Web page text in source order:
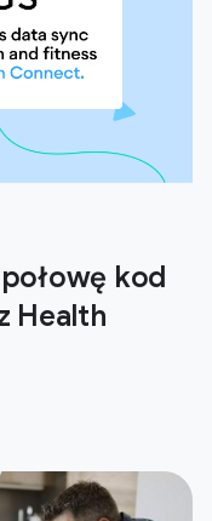
kod
Health